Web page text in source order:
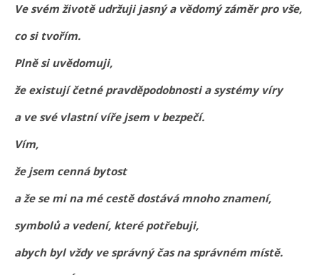
Ve svém životě udržuji jasný a vědomý záměr pro vše,
co si tvořím.
Plně si uvědomuji,
že existují četné pravděpodobnosti a systémy víry
a ve své vlastní víře jsem v bezpečí.
Vím,
že jsem cenná bytost
a že se mi na mé cestě dostává mnoho znamení,
symbolů a vedení, které potřebuji,
abych byl vždy ve správný čas na správném místě.